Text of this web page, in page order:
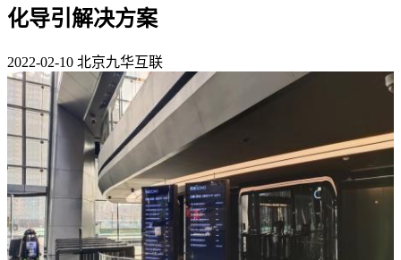
化导引解决方案
2022-02-10 北京九华互联